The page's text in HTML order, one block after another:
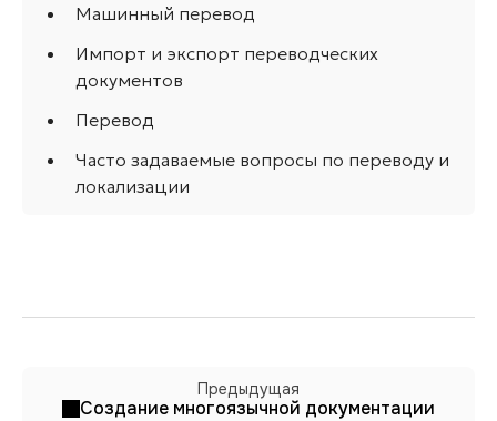
Машинный перевод
Импорт и экспорт переводческих
документов
Перевод
Часто задаваемые вопросы по переводу и
локализации
Предыдущая
Создание многоязычной документации